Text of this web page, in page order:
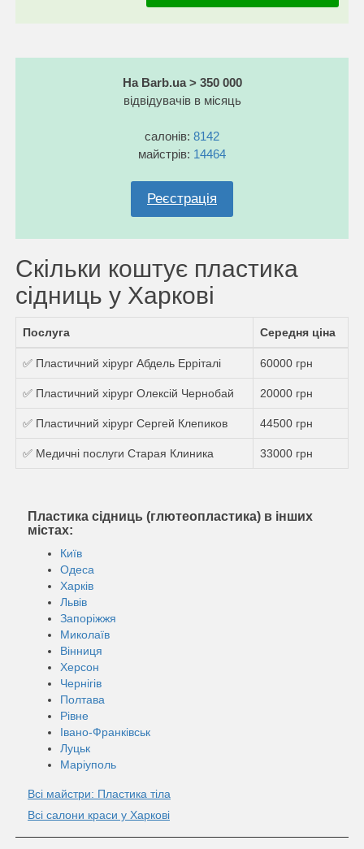
На Barb.ua > 350 000
відвідувачів в місяць
салонів: 8142
майстрів: 14464
Реєстрація
Скільки коштує пластика
сідниць у Харкові
Послуга Середня ціна
✅ Пластичний хірург Абдель Ерріталі 60000 грн
✅ Пластичний хірург Олексій Чернобай 20000 грн
✅ Пластичний хірург Сергей Клепиков 44500 грн
✅ Медичні послуги Старая Клиника 33000 грн
Пластика сідниць (глютеопластика) в інших
містах:
Київ
Одеса
Харків
Львів
Запоріжжя
Миколаїв
Вінниця
Херсон
Чернігів
Полтава
Рівне
Івано-Франківськ
Луцьк
Маріуполь
Всі майстри: Пластика тіла
Всі салони краси у Харкові